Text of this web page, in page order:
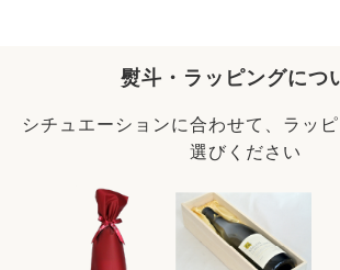
熨斗・ラッピングにつ
シチュエーションに合わせて、ラッ
選びください